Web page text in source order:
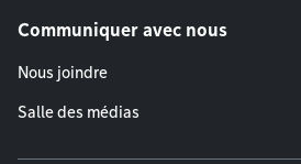
Communiquer avec nous
Nous joindre
Salle des médias